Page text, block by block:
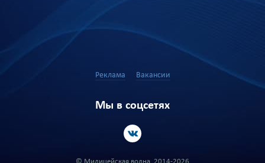
Реклама Вакансии
Мы в соцсетях